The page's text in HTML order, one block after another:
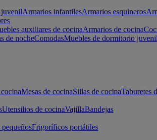
Armarios infantilesArmarios esquineros
auxiliares de cocinaArmarios de cocina
de nocheComodasMuebles de dormitorio juvenil
Mesas de cocinaSillas de cocinaTaburetes
Utensilios de cocinaVajillaBandejas
Frigoríficos portátiles